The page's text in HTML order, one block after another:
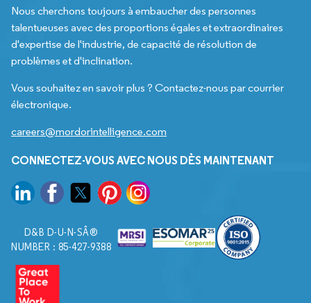
Nous cherchons toujours à embaucher des personnes
talentueuses avec des proportions égales et extraordinaires
d'expertise de l'industrie, de capacité de résolution de
problèmes et d'inclination.
Vous souhaitez en savoir plus ? Contactez-nous par courrier
électronique.
careers@mordorintelligence.com
CONNECTEZ-VOUS AVEC NOUS DÈS MAINTENANT
D&B D-U-N-SÂ®
NUMBER : 85-427-9388